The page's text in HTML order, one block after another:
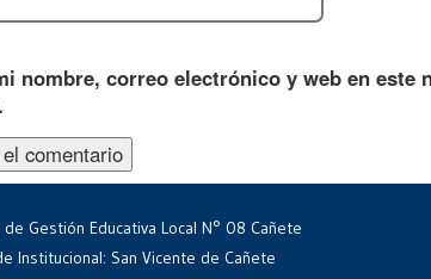
nombre, correo electrónico y web en este
de Gestión Educativa Local N° 08 Cañete
Institucional: San Vicente de Cañete